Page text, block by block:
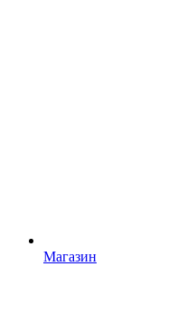
Магазин